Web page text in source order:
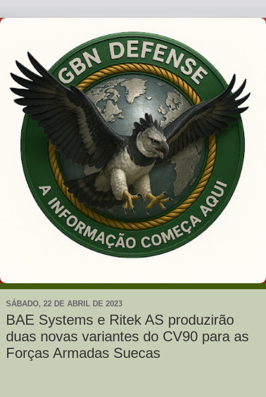
SÁBADO, 22 DE ABRIL DE 2023
BAE Systems e Ritek AS produzirão
duas novas variantes do CV90 para as
Forças Armadas Suecas